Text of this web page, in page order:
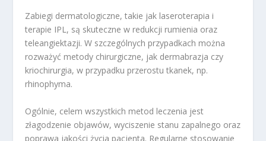
Zabiegi dermatologiczne, takie jak laseroterapia i
terapie IPL, są skuteczne w redukcji rumienia oraz
teleangiektazji. W szczególnych przypadkach można
rozważyć metody chirurgiczne, jak dermabrazja czy
kriochirurgia, w przypadku przerostu tkanek, np.
rhinophyma.
Ogólnie, celem wszystkich metod leczenia jest
złagodzenie objawów, wyciszenie stanu zapalnego oraz
poprawa jakości życia pacjenta. Regularne stosowanie